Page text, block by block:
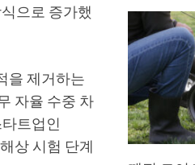
으로 증가했
을 제거하는
자율 수중 차
트업인
상 시험 단계